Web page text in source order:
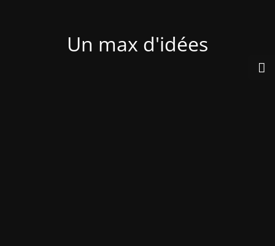
Un max d'idées